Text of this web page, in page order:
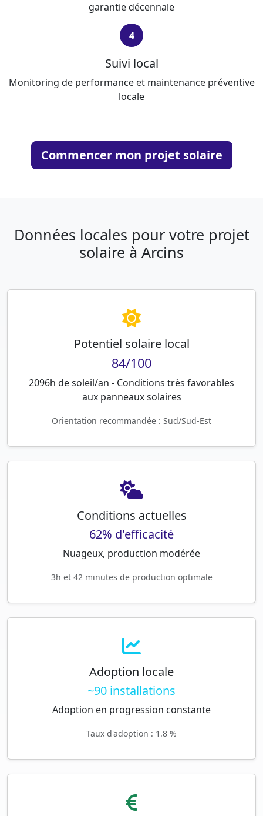
garantie décennale
4
Suivi local
Monitoring de performance et maintenance préventive
locale
Commencer mon projet solaire
Données locales pour votre projet
solaire à Arcins
Potentiel solaire local
84/100
2096h de soleil/an - Conditions très favorables
aux panneaux solaires
Orientation recommandée : Sud/Sud-Est
Conditions actuelles
62% d'efficacité
Nuageux, production modérée
3h et 42 minutes de production optimale
Adoption locale
~90 installations
Adoption en progression constante
Taux d'adoption : 1.8 %